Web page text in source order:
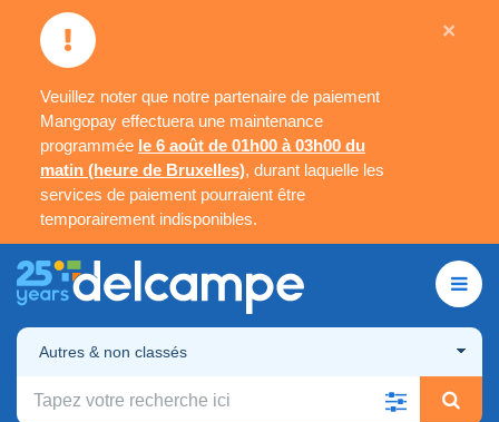
Veuillez noter que notre partenaire de paiement
Mangopay effectuera une maintenance
programmée le 6 août de 01h00 à 03h00 du
matin (heure de Bruxelles), durant laquelle les
services de paiement pourraient être
temporairement indisponibles.
×
Autres & non classés